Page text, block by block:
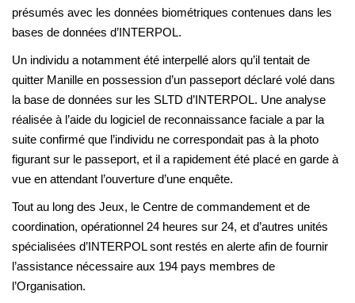
présumés avec les données biométriques contenues dans les
bases de données d’INTERPOL.
Un individu a notamment été interpellé alors qu’il tentait de
quitter Manille en possession d’un passeport déclaré volé dans
la base de données sur les SLTD d’INTERPOL. Une analyse
réalisée à l’aide du logiciel de reconnaissance faciale a par la
suite confirmé que l’individu ne correspondait pas à la photo
figurant sur le passeport, et il a rapidement été placé en garde à
vue en attendant l’ouverture d’une enquête.
Tout au long des Jeux, le Centre de commandement et de
coordination, opérationnel 24 heures sur 24, et d’autres unités
spécialisées d’INTERPOL sont restés en alerte afin de fournir
l’assistance nécessaire aux 194 pays membres de
l’Organisation.